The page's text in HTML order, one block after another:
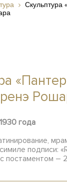
Скульптура
года
подписи:
постаментом –